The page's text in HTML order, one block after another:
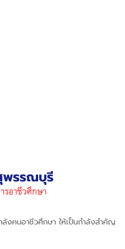
คนอาชีวศึกษา ให้เป็นกำลังสำคัญ